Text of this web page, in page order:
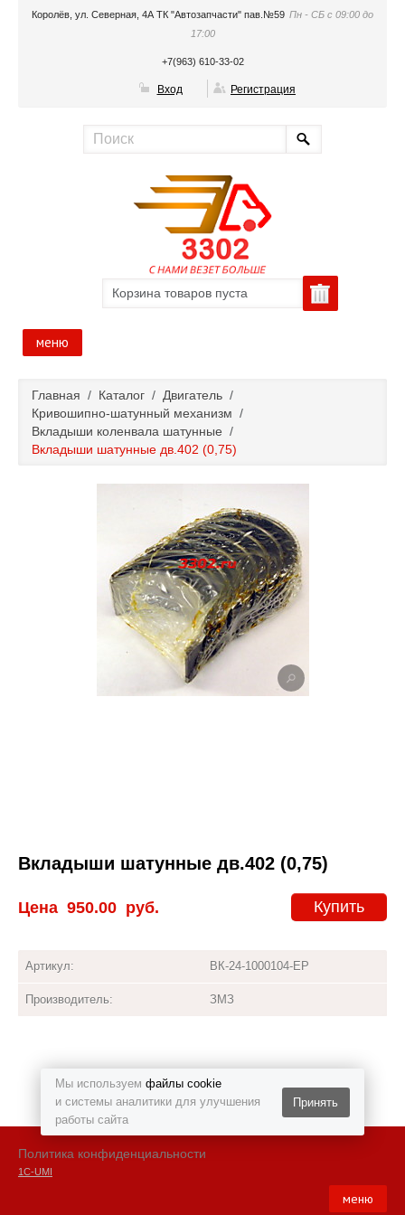
Мы используем файлы cookie
и системы аналитики для улучшения
работы сайта
Принять
Королёв, ул. Северная, 4А ТК "Автозапчасти" пав.№59 Пн - СБ с 09:00 до
17:00
+7(963) 610-33-02
Вход Регистрация
Корзина товаров пуста
меню
Каталог
Главная / Каталог / Двигатель /
Кривошипно-шатунный механизм /
Вкладыши коленвала шатунные /
Вкладыши шатунные дв.402 (0,75)
Вкладыши шатунные дв.402 (0,75)
Купить
Цена 950.00 руб.
Артикул: ВК-24-1000104-ЕР
Производитель: ЗМЗ
Политика конфиденциальности
1С-UMI
меню